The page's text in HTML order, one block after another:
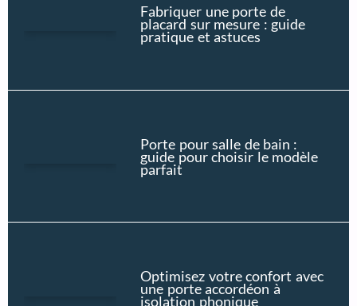
Fabriquer une porte de
placard sur mesure : guide
pratique et astuces
Porte pour salle de bain :
guide pour choisir le modèle
parfait
Optimisez votre confort avec
une porte accordéon à
isolation phonique